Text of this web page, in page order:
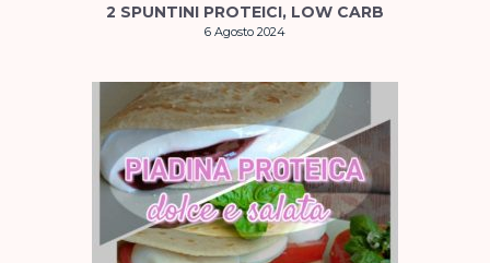
2 SPUNTINI PROTEICI, LOW CARB
6 Agosto 2024